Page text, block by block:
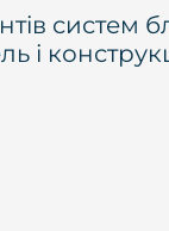
систем
і